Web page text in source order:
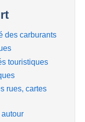
des carburants
touristiques
rues, cartes